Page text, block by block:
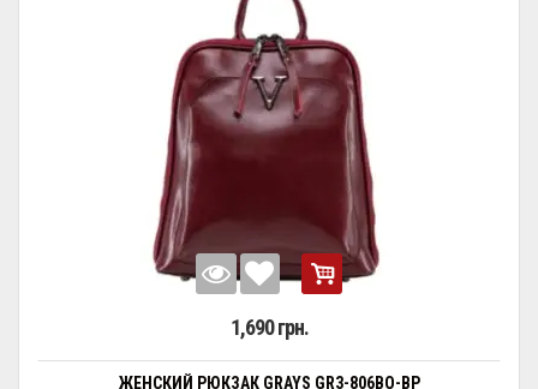
1,690 грн.
ЖЕНСКИЙ РЮКЗАК GRAYS GR3-806BO-BP